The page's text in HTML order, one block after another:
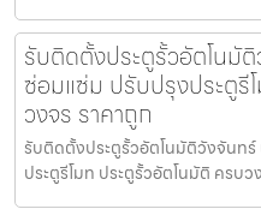
รับติดตั้งประตูรั้วอัตโนมั
ซ่อมแซ่ม ปรับปรุงประตูรี
วงจร ราคาถูก
รับติดตั้งประตูรั้วอัตโนมัติวังจันท
ประตูรีโมท ประตูรั้วอัตโนมัติ ครบว